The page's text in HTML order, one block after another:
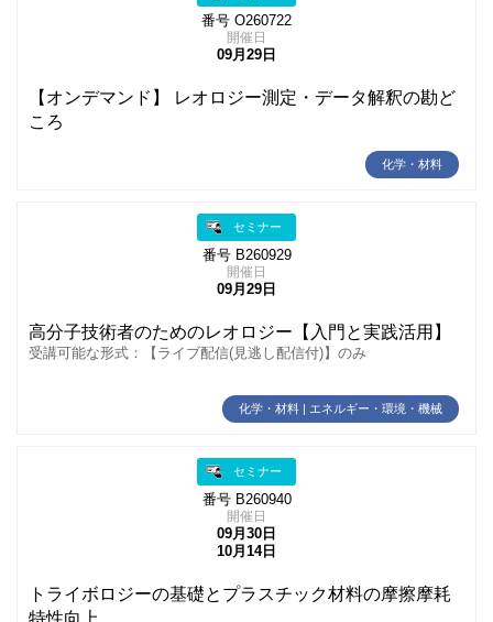
番号 O260722
開催日
09月29日
【オンデマンド】 レオロジー測定・データ解釈の勘ど
ころ
化学・材料
セミナー
番号 B260929
開催日
09月29日
高分子技術者のためのレオロジー【入門と実践活用】
受講可能な形式：【ライブ配信(見逃し配信付)】のみ
化学・材料 | エネルギー・環境・機械
セミナー
番号 B260940
開催日
09月30日
10月14日
トライボロジーの基礎とプラスチック材料の摩擦摩耗
特性向上